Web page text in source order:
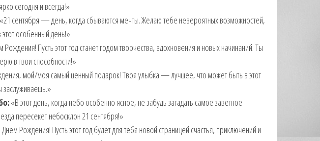
сегодня и всегда!»
сентября — день, когда сбываются мечты. Желаю тебе невероятных возможностей,
особенный день!»
Пусть этот год станет годом творчества, вдохновения и новых начинаний. Ты
в твои способности!»
мой/моя самый ценный подарок! Твоя улыбка — лучшее, что может быть в этот
заслуживаешь.»
«В этот день, когда небо особенно ясное, не забудь загадать самое заветное
пересекет небосклон 21 сентября!»
Рождения! Пусть этот год будет для тебя новой страницей счастья, приключений и